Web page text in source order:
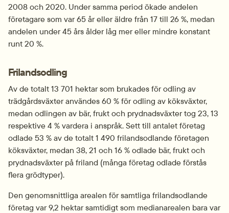
2008 och 2020. Under samma period ökade andelen
företagare som var 65 år eller äldre från 17 till 26 %, medan
andelen under 45 års ålder låg mer eller mindre konstant
runt 20 %.
Frilandsodling
Av de totalt 13 701 hektar som brukades för odling av
trädgårdsväxter användes 60 % för odling av köksväxter,
medan odlingen av bär, frukt och prydnadsväxter tog 23, 13
respektive 4 % vardera i anspråk. Sett till antalet företag
odlade 53 % av de totalt 1 490 frilandsodlande företagen
köksväxter, medan 38, 21 och 16 % odlade bär, frukt och
prydnadsväxter på friland (många företag odlade förstås
flera grödtyper).
Den genomsnittliga arealen för samtliga frilandsodlande
företag var 9,2 hektar samtidigt som medianarealen bara var